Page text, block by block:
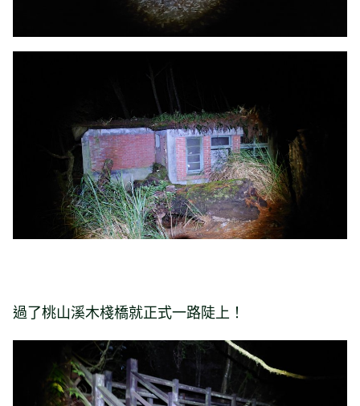
過了桃山溪木棧橋就正式一路陡上！